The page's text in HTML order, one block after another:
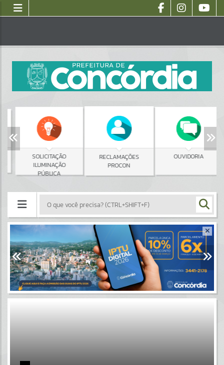
SOLICITAÇÃO
ILUMINAÇÃO
PÚBLICA
RECLAMAÇÕES
PROCON
OUVIDORIA
Portais
Por favor, aguarde...